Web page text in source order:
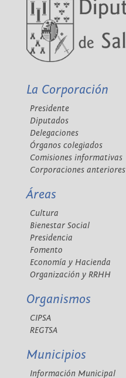
La Corporación
Presidente
Diputados
Delegaciones
Órganos colegiados
Comisiones informativas
Corporaciones anteriores
Áreas
Cultura
Bienestar Social
Presidencia
Fomento
Economía y Hacienda
Organización y RRHH
Organismos
CIPSA
REGTSA
Municipios
Información Municipal